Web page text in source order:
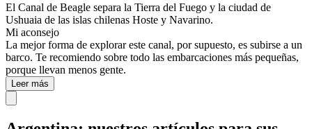
El Canal de Beagle separa la Tierra del Fuego y la ciudad de
Ushuaia de las islas chilenas Hoste y Navarino.
Mi aconsejo
La mejor forma de explorar este canal, por supuesto, es subirse a un
barco. Te recomiendo sobre todo las embarcaciones más pequeñas,
porque llevan menos gente.
Leer más